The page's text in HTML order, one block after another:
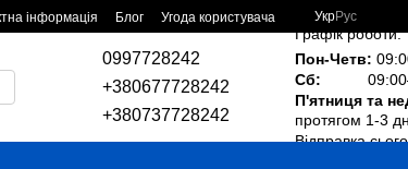
інформація Блог Угода користувача УкрРус
0997728242
+380677728242
+380737728242
Графік роботи:
Пон-Четв:
Сб:
П'ятниця та
протягом 1-3
Відправка